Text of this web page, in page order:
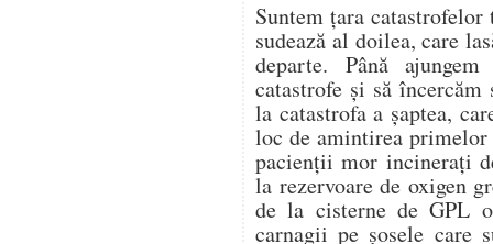
Suntem țara
sudează al doilea, care
departe. Până
catastrofe și să
la catastrofa a șaptea,
loc de amintirea
pacienții mor incinerați
la rezervoare de oxigen
de la cisterne de GPL
carnagii pe șosele care